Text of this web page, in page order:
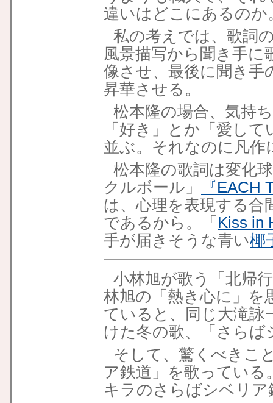
違いはどこにあるのか
私の考えでは、歌詞
風景描写から聞き手に
像させ、最後に聞き手
昇華させる。
松本隆の場合、気持
「好き」とか「愛し
並ぶ。それなのに凡作
松本隆の歌詞は変化
クルボール」
『EACH
は、心理を表現する合
であるから。「 Kiss in
手が届きそうな青い椰
小林旭が歌う「北帰
林旭の「熱き心に」を
ていると、同じ大滝詠
けた冬の歌、「さら
そして、驚くべきこ
ア鉄道」を歌ってい
キラのさらばシベリア